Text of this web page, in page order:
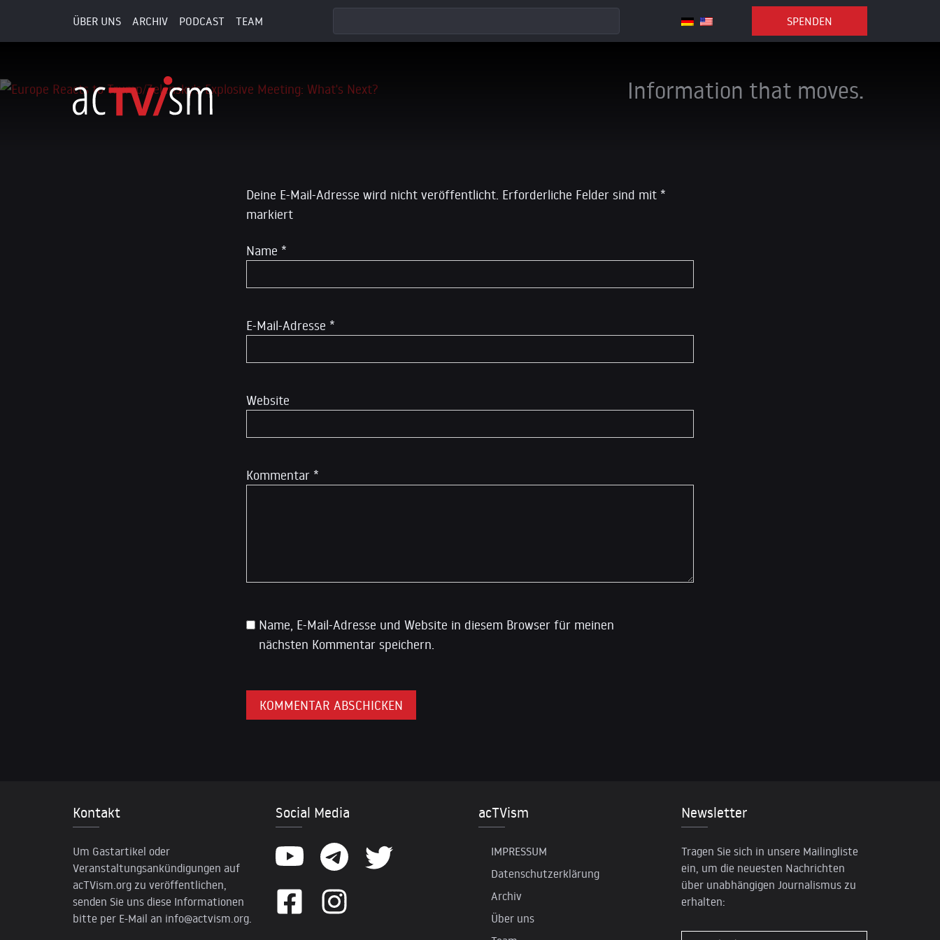
ÜBER UNS ARCHIV PODCAST TEAM SPENDEN
Information that moves.
17. März 2025
Deine E-Mail-Adresse wird nicht veröffentlicht. Erforderliche Felder sind mit *
markiert
Kommentar *
Name *
E-Mail-Adresse *
Website
Name, E-Mail-Adresse und Website in diesem Browser für meinen
nächsten Kommentar speichern.
Kontakt
Um Gastartikel oder
Veranstaltungsankündigungen auf
acTVism.org zu veröffentlichen,
senden Sie uns diese Informationen
bitte per E-Mail an info@actvism.org.
Social Media acTVism
IMPRESSUM
Datenschutzerklärung
Archiv
Über uns
Newsletter
Tragen Sie sich in unsere Mailingliste
ein, um die neuesten Nachrichten
über unabhängigen Journalismus zu
erhalten: